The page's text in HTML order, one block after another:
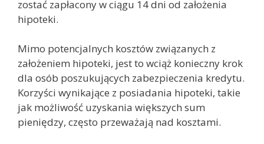
zostać zapłacony w ciągu 14 dni od założenia
hipoteki.
Mimo potencjalnych kosztów związanych z
założeniem hipoteki, jest to wciąż konieczny krok
dla osób poszukujących zabezpieczenia kredytu.
Korzyści wynikające z posiadania hipoteki, takie
jak możliwość uzyskania większych sum
pieniędzy, często przeważają nad kosztami.